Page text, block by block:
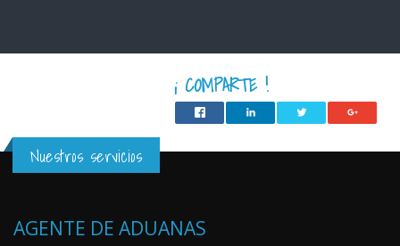
¡ COMPARTE !
Nuestros servicios
AGENTE DE ADUANAS